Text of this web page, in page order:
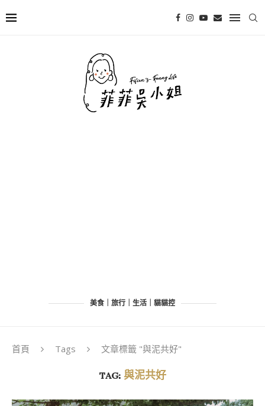
美食｜旅行｜生活｜貓貓控
首頁 Tags 文章標籤 "與泥共好"
TAG:與泥共好